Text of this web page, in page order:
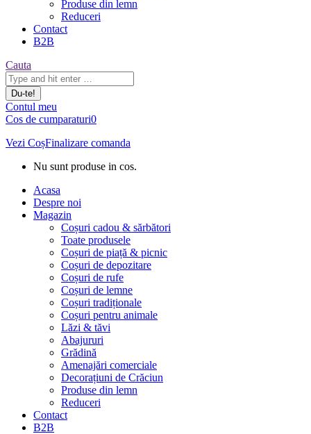
Produse din lemn
Reduceri
Contact
B2B
Căutare:
Cauta
Contul meu
Cos de cumparaturi0
Vezi CoșFinalizare comanda
Nu sunt produse in cos.
Acasa
Despre noi
Magazin
Coșuri cadou & sărbători
Toate produsele
Coșuri de piață & picnic
Coșuri de depozitare
Coșuri de rufe
Coșuri de lemne
Coșuri tradiționale
Coșuri pentru animale
Lăzi & tăvi
Abajururi
Grădină
Amenajări comerciale
Decorațiuni de Crăciun
Produse din lemn
Reduceri
Contact
B2B